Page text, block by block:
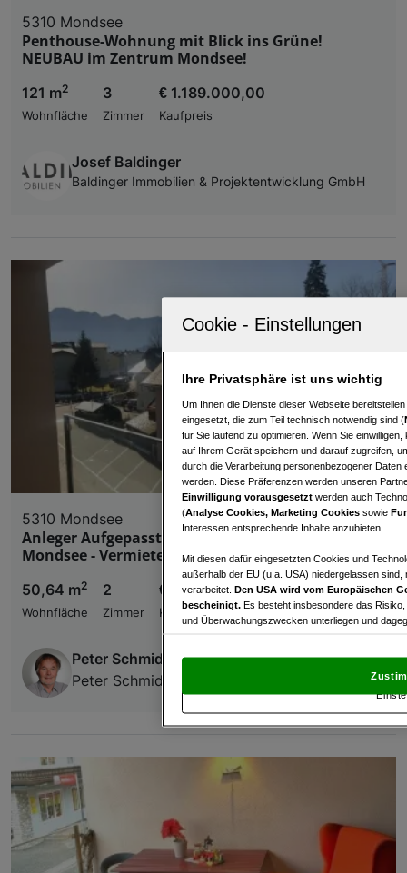
5310 Mondsee
Penthouse-Wohnung mit Blick ins Grüne!
NEUBAU im Zentrum Mondsee!
121 m2
Wohnfläche
3
Zimmer
€ 1.189.000,00
Kaufpreis
Josef Baldinger
Baldinger Immobilien & Projektentwicklung GmbH
5310 Mondsee
Anleger Aufgepasst! Neuwertige 2 Zi. Wohnung in
Mondsee - Vermietet bis 31.12.2026
50,64 m2
Wohnfläche
2
Zimmer
€ 320.000,00
Kaufpreis
Peter Schmid
Peter Schmid Immobilien
Ihre Privatsphäre ist uns wichtig
Um Ihnen die Dienste dieser Webseite
eingesetzt, die zum Teil technisch notwendig sind (
für Sie laufend zu optimieren. Wenn Sie
auf Ihrem Gerät speichern und darauf zugreifen,
durch die Verarbeitung personenbezogener
werden. Diese Präferenzen werden unseren
Einwilligung vorausgesetzt werden auch
(Analyse Cookies, Marketing Cookies sowie
Interessen entsprechende Inhalte anzubieten.
Mit diesen dafür eingesetzten Cookies und
außerhalb der EU (u.a. USA) niedergelassen
verarbeitet. Den USA wird vom Europäischen
bescheinigt. Es besteht insbesondere das
und Überwachungszwecken unterliegen und
und Widerspruch gegen die Verarbeitung auf der
„Cookie Einstellungen“, die sich auf jeder Seite
Verwendung genauer Standortdaten.
Liste der Partner (Lieferanten)